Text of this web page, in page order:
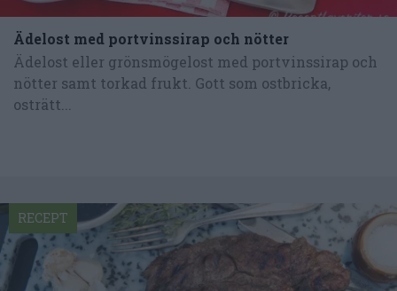
Ädelost med portvinssirap och nötter
Ädelost eller grönsmögelost med portvinssirap och
nötter samt torkad frukt. Gott som ostbricka,
osträtt...
RECEPT